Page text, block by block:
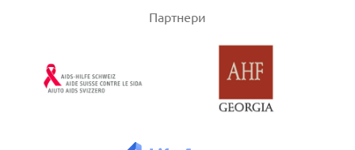
Чеська республіка
Партнери